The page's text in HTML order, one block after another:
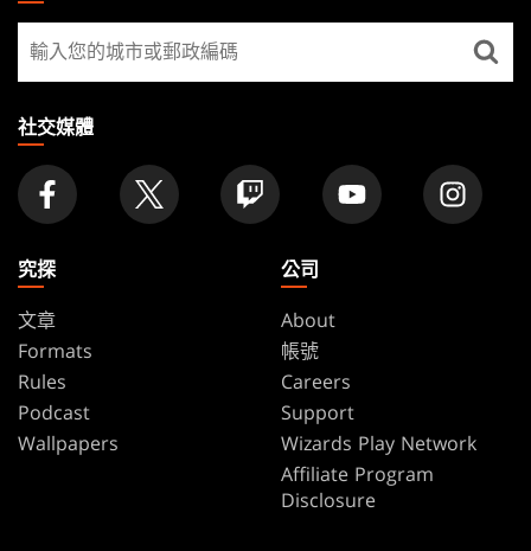
GATHERING
FOOTER
尋
找
家
社交媒體
究探
文章
Formats
Rules
Podcast
Wallpapers
公司
About
帳號
Careers
Support
Wizards Play Network
Affiliate Program
Disclosure